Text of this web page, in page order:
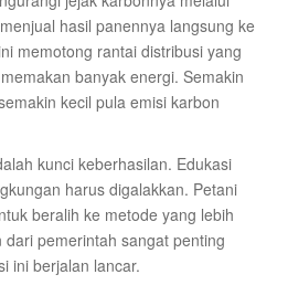
hasil panennya langsung ke
memotong rantai distribusi yang
banyak energi. Semakin
kecil pula emisi karbon
kunci keberhasilan. Edukasi
harus digalakkan. Petani
beralih ke metode yang lebih
pemerintah sangat penting
ini berjalan lancar.